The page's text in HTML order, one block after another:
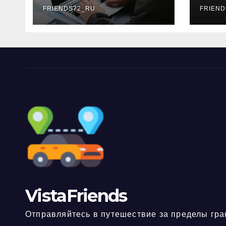
FRIENDS72_RU
VistaFriends
Отправляйтесь в путешествие за пределы